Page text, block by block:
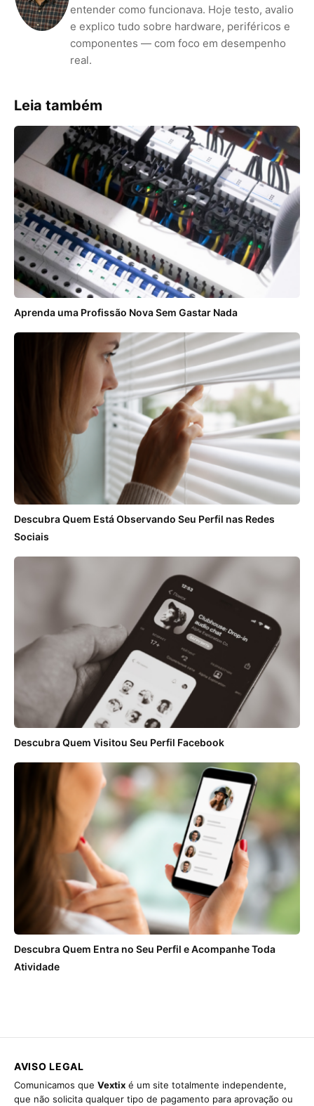
entender como funcionava. Hoje testo, avalio
e explico tudo sobre hardware, periféricos e
componentes — com foco em desempenho
real.
Leia também
Aprenda uma Profissão Nova Sem Gastar Nada
Descubra Quem Está Observando Seu Perfil nas Redes
Sociais
Descubra Quem Visitou Seu Perfil Facebook
Descubra Quem Entra no Seu Perfil e Acompanhe Toda
Atividade
AVISO LEGAL
Comunicamos que Vextix é um site totalmente independente,
que não solicita qualquer tipo de pagamento para aprovação ou